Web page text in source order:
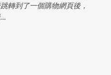
轉到了一個購物網頁後，